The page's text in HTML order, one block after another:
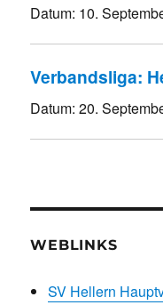
Datum: 10.
Verbandsliga:
Datum:20.
WEBLINKS
SV Hellern